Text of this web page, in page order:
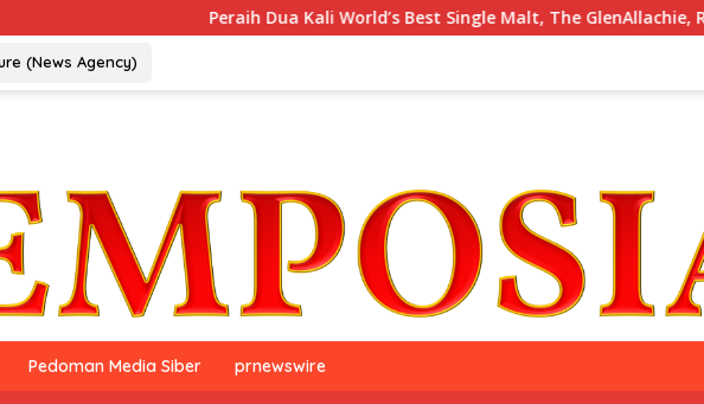
Peraih Dua Kali World’s Best Single Malt, The GlenAllachie, Resmi Debut
(News Agency)
Pedoman Media Siber prnewswire